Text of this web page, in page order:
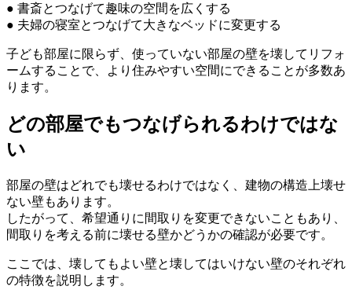
● 書斎とつなげて趣味の空間を広くする
● 夫婦の寝室とつなげて大きなベッドに変更する
子ども部屋に限らず、使っていない部屋の壁を壊してリフォ
ームすることで、より住みやすい空間にできることが多数あ
ります。
どの部屋でもつなげられるわけではな
い
部屋の壁はどれでも壊せるわけではなく、建物の構造上壊せ
ない壁もあります。
したがって、希望通りに間取りを変更できないこともあり、
間取りを考える前に壊せる壁かどうかの確認が必要です。
ここでは、壊してもよい壁と壊してはいけない壁のそれぞれ
の特徴を説明します。